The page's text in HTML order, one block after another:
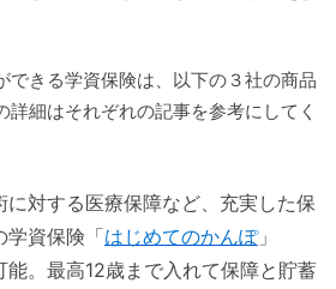
できる学資保険は、以下の３社の商品
詳細はそれぞれの記事を参考にしてく
に対する医療保障など、充実した保
学資保険「はじめてのかんぽ」
能。最高12歳まで入れて保障と貯蓄